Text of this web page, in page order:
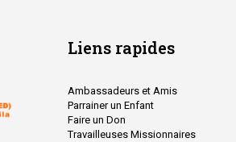
Liens rapides
Ambassadeurs et Amis
Parrainer un Enfant
Faire un Don
Travailleuses Missionnaires